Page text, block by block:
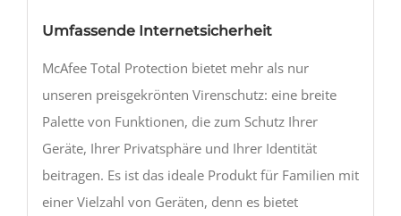
Umfassende Internetsicherheit
McAfee Total Protection bietet mehr als nur
unseren preisgekrönten Virenschutz: eine breite
Palette von Funktionen, die zum Schutz Ihrer
Geräte, Ihrer Privatsphäre und Ihrer Identität
beitragen. Es ist das ideale Produkt für Familien mit
einer Vielzahl von Geräten, denn es bietet